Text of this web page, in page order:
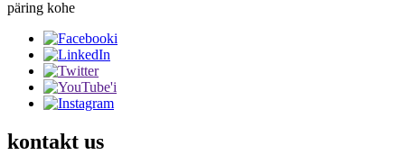
päring kohe
kontakt us